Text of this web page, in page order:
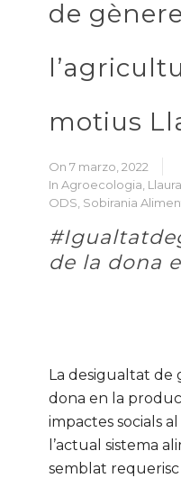
de
motius
On 7 marzo, 2022
In Agroecologia
ODS Sobirania
de la dona
La desigualtat de
dona en la
impactes socials
l’actual sistema
semblat